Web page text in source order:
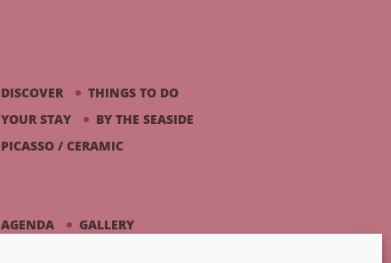
DISCOVER
THINGS TO DO
YOUR STAY
BY THE SEASIDE
PICASSO / CERAMIC
AGENDA GALLERY